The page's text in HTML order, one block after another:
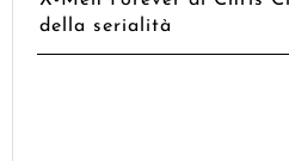
della serialità